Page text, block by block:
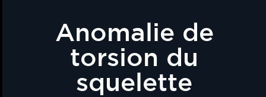
Anomalie de
torsion du
squelette